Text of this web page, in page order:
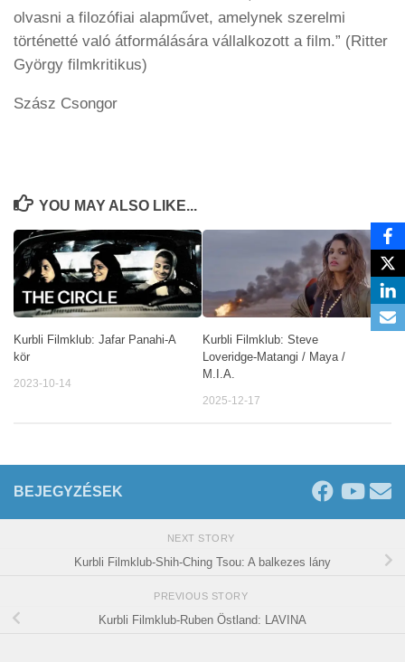
olvasni a filozófiai alapművet, amelynek szerelmi
történetté való átformálására vállalkozott a film.” (Ritter
György filmkritikus)
Szász Csongor
YOU MAY ALSO LIKE...
Kurbli Filmklub: Jafar Panahi-A
kör
2023-10-14
Kurbli Filmklub: Steve
Loveridge-Matangi / Maya /
M.I.A.
2025-12-17
BEJEGYZÉSEK
NEXT STORY
Kurbli Filmklub-Shih-Ching Tsou: A balkezes lány
PREVIOUS STORY
Kurbli Filmklub-Ruben Östland: LAVINA